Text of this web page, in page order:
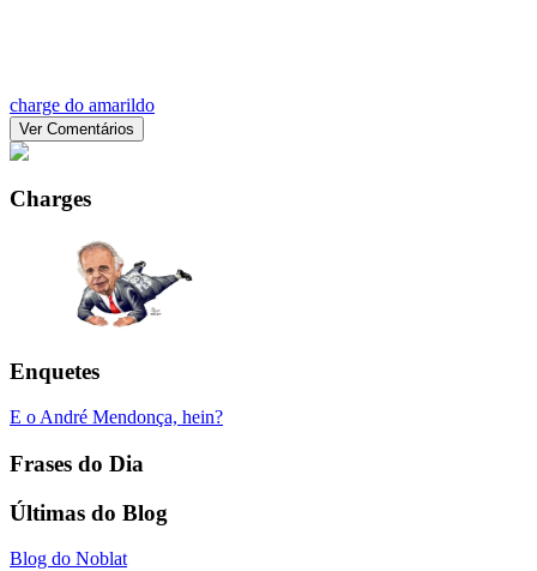
charge do amarildo
Ver Comentários
Charges
Enquetes
E o André Mendonça, hein?
Frases do Dia
Últimas do Blog
Blog do Noblat